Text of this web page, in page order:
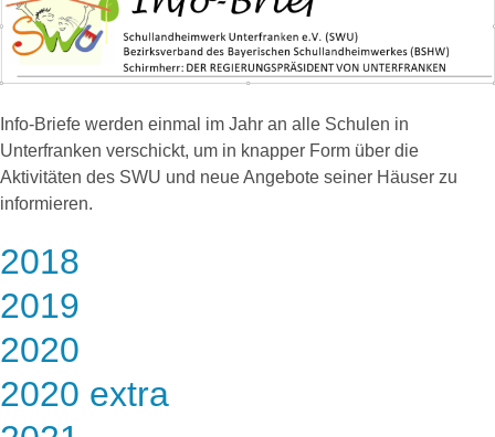
Info-Briefe werden einmal im Jahr an alle Schulen in
Unterfranken verschickt, um in knapper Form über die
Aktivitäten des SWU und neue Angebote seiner Häuser zu
informieren.
2018
2019
2020
2020 extra